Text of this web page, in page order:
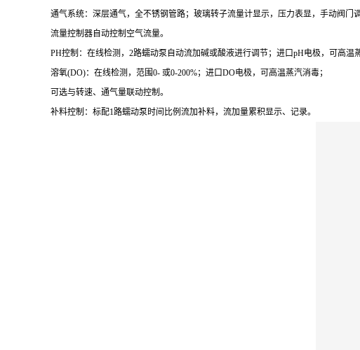
通气系统：深层通气，全不锈钢管路；玻璃转子流量计显示，压力表显，手动阀
流量控制器自动控制空气流量。
PH控制：在线检测，2路蠕动泵自动流加碱或酸液进行调节；进口pH电极，可高温
溶氧(DO)：在线检测，范围0- 或0-200%；进口DO电极，可高温蒸汽消毒；
可选与转速、通气量联动控制。
补料控制：标配1路蠕动泵时间比例流加补料，流加量累积显示、记录。